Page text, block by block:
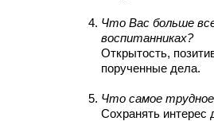
Что Вас больше
воспитанниках?
Открытость,
порученные дела.
Что самое трудное
Сохранять интерес